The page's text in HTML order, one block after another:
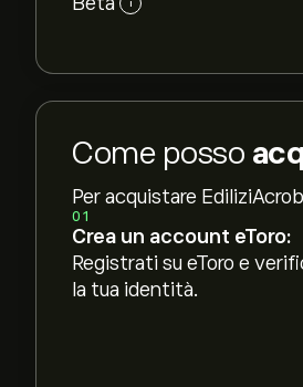
i
Come posso
Per acquistare
01
Crea un account eToro:
Registrati su eToro e
la tua identità.